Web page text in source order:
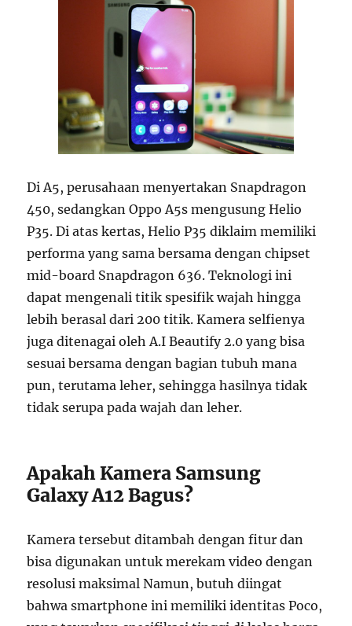
Di A5, perusahaan menyertakan Snapdragon
450, sedangkan Oppo A5s mengusung Helio
P35. Di atas kertas, Helio P35 diklaim memiliki
performa yang sama bersama dengan chipset
mid-board Snapdragon 636. Teknologi ini
dapat mengenali titik spesifik wajah hingga
lebih berasal dari 200 titik. Kamera selfienya
juga ditenagai oleh A.I Beautify 2.0 yang bisa
sesuai bersama dengan bagian tubuh mana
pun, terutama leher, sehingga hasilnya tidak
tidak serupa pada wajah dan leher.
Apakah Kamera Samsung
Galaxy A12 Bagus?
Kamera tersebut ditambah dengan fitur dan
bisa digunakan untuk merekam video dengan
resolusi maksimal Namun, butuh diingat
bahwa smartphone ini memiliki identitas Poco,